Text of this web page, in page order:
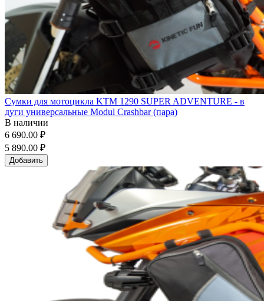
Сумки для мотоцикла KTM 1290 SUPER ADVENTURE - в
дуги универсальные Modul Crashbar (пара)
В наличии
6 690.00 ₽
5 890.00 ₽
Добавить